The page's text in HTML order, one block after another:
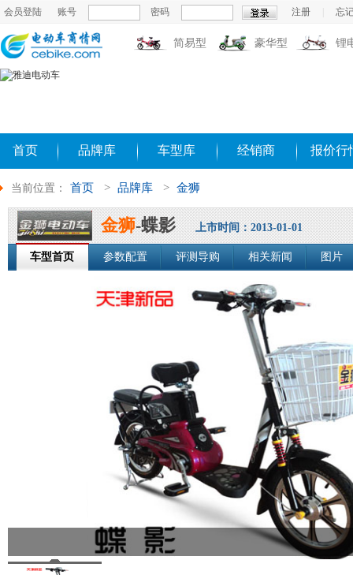
会员登陆 账号 密码 注册 忘
简易型 豪华型 锂
首页 品牌库 车型库 经销商 报价行
当前位置： 首页 > 品牌库 > 金狮
金狮-蝶影 上市时间：2013-01-01
车型首页 参数配置 评测导购 相关新闻 图片